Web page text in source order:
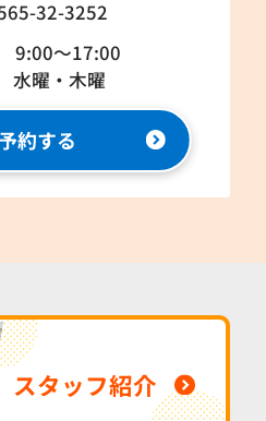
32-3252
9:00～17:00
曜・木曜
約する
スタッフ紹介